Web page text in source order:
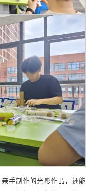
手制作的光影作品，还能